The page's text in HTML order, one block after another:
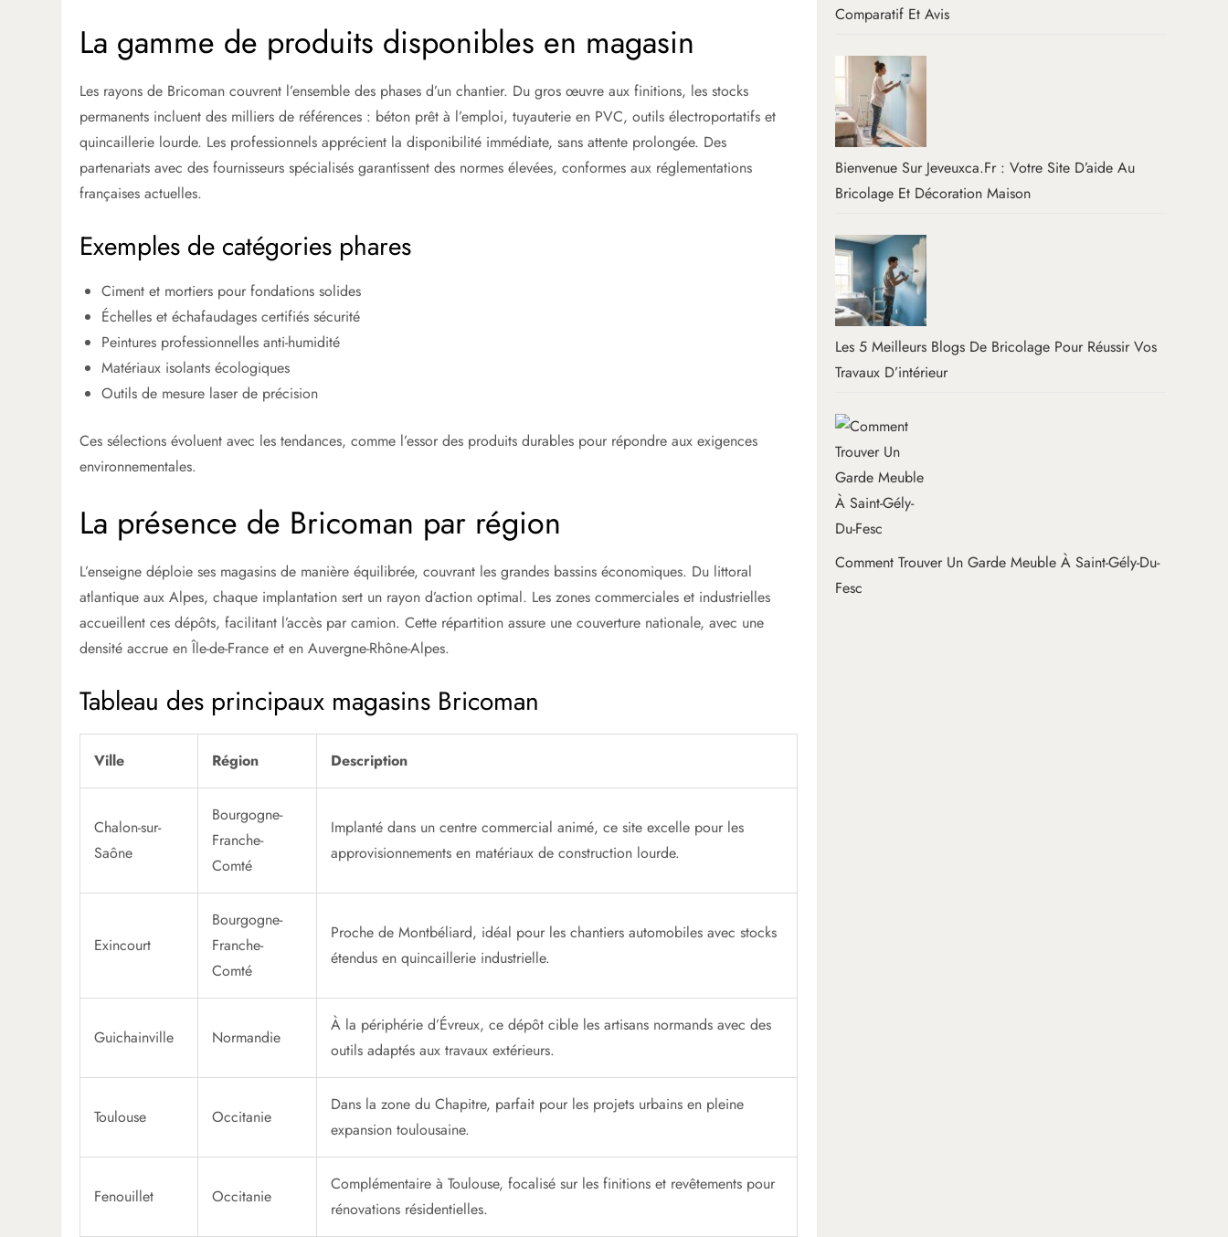
La gamme de produits disponibles en magasin
Les rayons de Bricoman couvrent l’ensemble des phases d’un chantier. Du gros œuvre aux finitions, les stocks
permanents incluent des milliers de références : béton prêt à l’emploi, tuyauterie en PVC, outils électroportatifs et
quincaillerie lourde. Les professionnels apprécient la disponibilité immédiate, sans attente prolongée. Des
partenariats avec des fournisseurs spécialisés garantissent des normes élevées, conformes aux réglementations
françaises actuelles.
Exemples de catégories phares
Ciment et mortiers pour fondations solides
Échelles et échafaudages certifiés sécurité
Peintures professionnelles anti-humidité
Matériaux isolants écologiques
Outils de mesure laser de précision
Ces sélections évoluent avec les tendances, comme l’essor des produits durables pour répondre aux exigences
environnementales.
La présence de Bricoman par région
L’enseigne déploie ses magasins de manière équilibrée, couvrant les grandes bassins économiques. Du littoral
atlantique aux Alpes, chaque implantation sert un rayon d’action optimal. Les zones commerciales et industrielles
accueillent ces dépôts, facilitant l’accès par camion. Cette répartition assure une couverture nationale, avec une
densité accrue en Île-de-France et en Auvergne-Rhône-Alpes.
Tableau des principaux magasins Bricoman
Ville Région Description
Chalon-sur-
Saône
Bourgogne-
Franche-
Comté
Implanté dans un centre commercial animé, ce site excelle pour les
approvisionnements en matériaux de construction lourde.
Exincourt
Bourgogne-
Franche-
Comté
Proche de Montbéliard, idéal pour les chantiers automobiles avec stocks
étendus en quincaillerie industrielle.
Guichainville Normandie
À la périphérie d’Évreux, ce dépôt cible les artisans normands avec des
outils adaptés aux travaux extérieurs.
Toulouse Occitanie
Dans la zone du Chapitre, parfait pour les projets urbains en pleine
expansion toulousaine.
Fenouillet Occitanie
Complémentaire à Toulouse, focalisé sur les finitions et revêtements pour
rénovations résidentielles.
Comparatif Et Avis
Bienvenue Sur Jeveuxca.fr : Votre Site D’aide Au
Bricolage Et Décoration Maison
Les 5 Meilleurs Blogs De Bricolage Pour Réussir Vos
Travaux D’intérieur
Comment Trouver Un Garde Meuble À Saint-Gély-Du-
Fesc